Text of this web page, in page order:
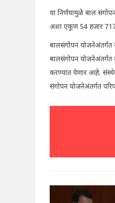
या निर्णयामुळे बाल
अशा एकूण 54 हजार 717
बालसंगोपन योजनेअंतर्गत
बालसंगोपन योजनेअंतर्गत
करण्यात येणार आहे.
संगोपन योजनेअंतर्गत